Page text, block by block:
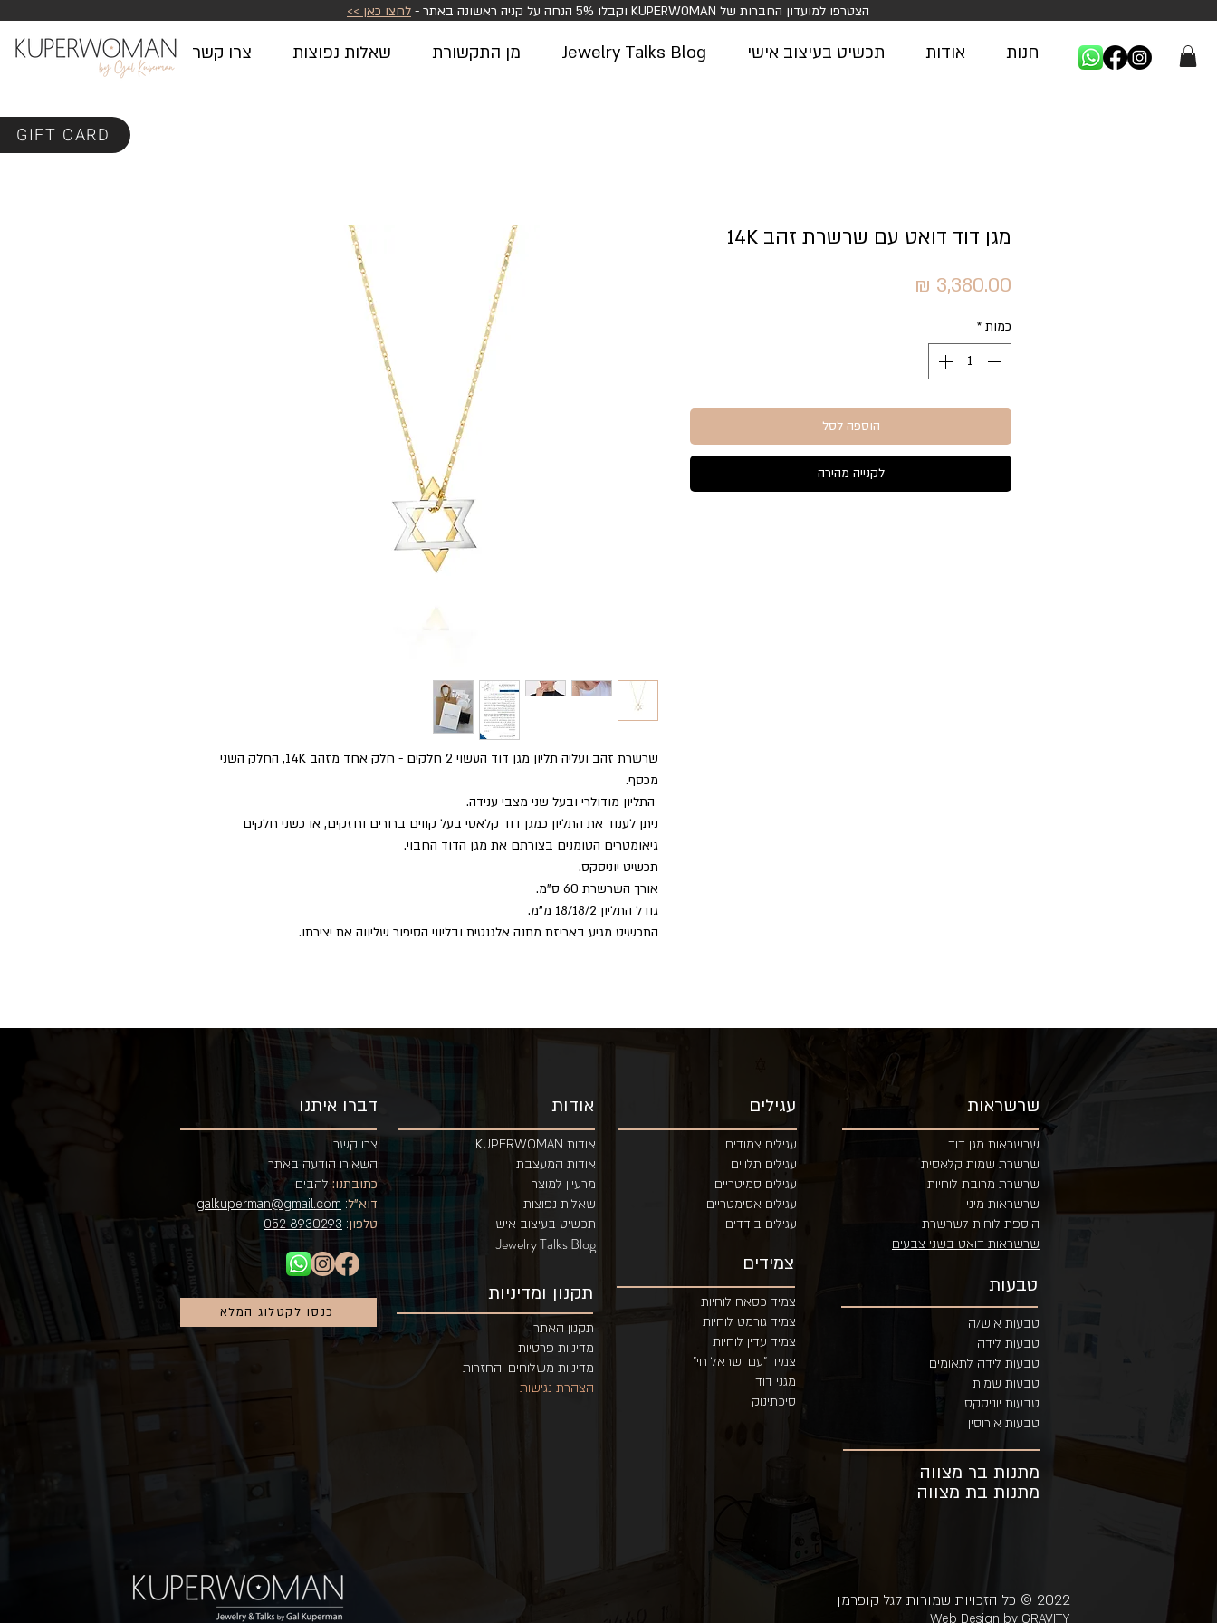
GIFT CARD
הצטרפו למועדון החברות של KUPERWOMAN וקבלו 5% הנחה על קניה ראשונה באתר - לחצו כאן >>
חנות אודות תכשיט בעיצוב אישי Jewelry Talks Blog מן התקשורת שאלות נפוצות צרו קשר
שרשרת זהב ועליה תליון מגן דוד העשוי 2 חלקים - חלק אחד מזהב 14K, החלק השני
מכסף.
התליון מודולרי ובעל שני מצבי ענידה.
ניתן לענוד את התליון כמגן דוד קלאסי בעל קווים ברורים וחזקים, או כשני חלקים
גיאומטרים הטומנים בצורתם את מגן הדוד החבוי.
תכשיט יוניסקס.
אורך השרשרת 60 ס"מ.
גודל התליון 18/18/2 מ"מ.
התכשיט מגיע באריזת מתנה אלגנטית ובליווי הסיפור שליווה את יצירתו.
מגן דוד דואט עם שרשרת זהב 14K
כמות *
הוספה לסל
לקנייה מהירה
דברו איתנו
צרו קשר
השאירו הודעה באתר
כתובתנו: להבים
דוא"ל:
galkuperman@gmail.com
טלפון:
052-8930293
כנסו לקטלוג המלא
אודות
אודות KUPERWOMAN
אודות המעצבת
מרעיון למוצר
שאלות נפוצות
תכשיט בעיצוב אישי
Jewelry Talks Blog
תקנון ומדיניות
תקנון האתר
מדיניות פרטיות
מדיניות משלוחים והחזרות
הצהרת נגישות
עגילים
עגילים צמודים
עגילים תלויים
עגילים סמיטריים
עגילים אסימטריים
עגילים בודדים
צמידים
צמיד כסאח לוחיות
צמיד גורמט לוחיות
צמיד עדין לוחיות
צמיד "עם ישראל חי"
מגני דוד
סיכתינוק
שרשראות
שרשראות מגן דוד
שרשרת שמות קלאסית
שרשרת מרובת לוחיות
שרשראות מיני
הוספת לוחית לשרשרת
שרשראות דואט בשני צבעים
טבעות
טבעות איש/ה
טבעות לידה
טבעות לידה לתאומים
טבעות שמות
טבעות יוניסקס
טבעות אירוסין
מתנות בר מצווה
מתנות בת מצווה
2022 © כל הזכויות שמורות לגל קופרמן
Web Design by GRAVITY